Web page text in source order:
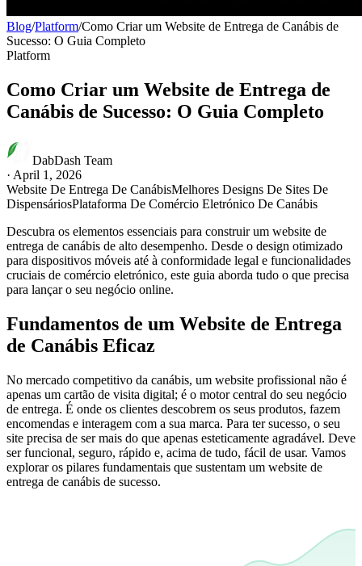
Blog/Platform/Como Criar um Website de Entrega de Canábis de
Sucesso: O Guia Completo
Platform
Como Criar um Website de Entrega de
Canábis de Sucesso: O Guia Completo
DabDash Team
· April 1, 2026
Website De Entrega De CanábisMelhores Designs De Sites De
DispensáriosPlataforma De Comércio Eletrónico De Canábis
Descubra os elementos essenciais para construir um website de
entrega de canábis de alto desempenho. Desde o design otimizado
para dispositivos móveis até à conformidade legal e funcionalidades
cruciais de comércio eletrónico, este guia aborda tudo o que precisa
para lançar o seu negócio online.
Fundamentos de um Website de Entrega
de Canábis Eficaz
No mercado competitivo da canábis, um website profissional não é
apenas um cartão de visita digital; é o motor central do seu negócio
de entrega. É onde os clientes descobrem os seus produtos, fazem
encomendas e interagem com a sua marca. Para ter sucesso, o seu
site precisa de ser mais do que apenas esteticamente agradável. Deve
ser funcional, seguro, rápido e, acima de tudo, fácil de usar. Vamos
explorar os pilares fundamentais que sustentam um website de
entrega de canábis de sucesso.